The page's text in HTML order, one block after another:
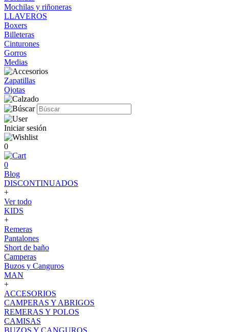
Mochilas y riñoneras
LLAVEROS
Boxers
Billeteras
Cinturones
Gorros
Medias
Zapatillas
Ojotas
Iniciar sesión
0
0
Blog
DISCONTINUADOS
+
Ver todo
KIDS
+
Remeras
Pantalones
Short de baño
Camperas
Buzos y Canguros
MAN
+
ACCESORIOS
CAMPERAS Y ABRIGOS
REMERAS Y POLOS
CAMISAS
BUZOS Y CANGUROS